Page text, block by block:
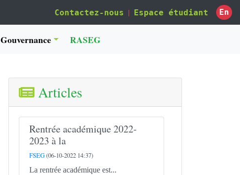
Contactez-nous | Espace étudiant En
Gouvernance RASEG
Articles
Rentrée académique 2022-
2023 à la
FSEG(06-10-2022 14:37)
La rentrée académique est...